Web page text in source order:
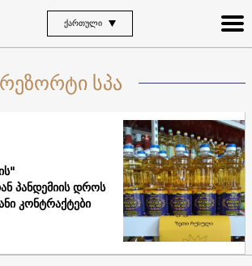
ᲥᲐᲠᲗᲣᲚᲘ
სპა
პანდემიის დროს
კონტრაქტები